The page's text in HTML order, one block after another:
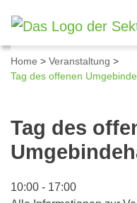
Home > Veranstaltung >
Tag des offenen
Tag des
10:00 - 17:00